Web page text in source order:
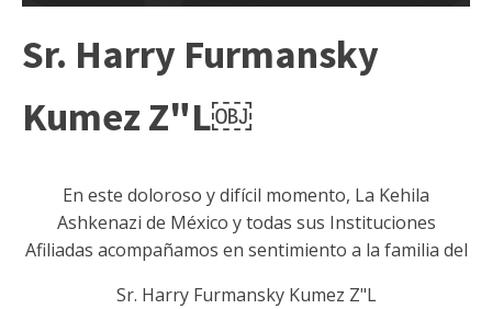
Sr. Harry Furmansky
Kumez Z"L￼
En este doloroso y difícil momento, La Kehila
Ashkenazi de México y todas sus Instituciones
Afiliadas acompañamos en sentimiento a la familia del
Sr. Harry Furmansky Kumez Z"L